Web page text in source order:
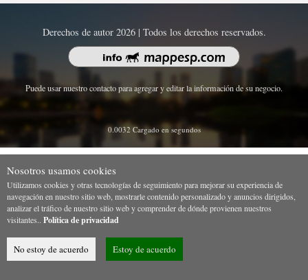
Derechos de autor 2026 | Todos los derechos reservados.
Puede usar nuestro contacto para agregar y editar la información de su negocio.
0.0032 Cargado en segundos
Nosotros usamos cookies
Utilizamos cookies y otras tecnologías de seguimiento para mejorar su experiencia de
navegación en nuestro sitio web, mostrarle contenido personalizado y anuncios dirigidos,
analizar el tráfico de nuestro sitio web y comprender de dónde provienen nuestros
visitantes.. Política de privacidad
No estoy de acuerdo Estoy de acuerdo